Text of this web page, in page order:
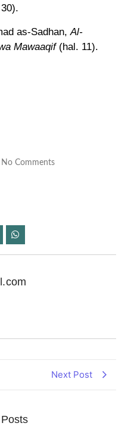
as-Sadhan, Al-
Mawaaqif(hal. 11).
No Comments
Next Post